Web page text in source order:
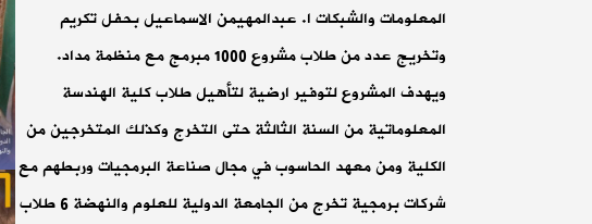
المعلومات والشبكات ا. عبدالمهيمن الاسماعيل بحفل تكريم
وتخريج عدد من طلاب مشروع 1000 مبرمج مع منظمة مداد.
ويهدف المشروع لتوفير ارضية لتأهيل طلاب كلية الهندسة
المعلوماتية من السنة الثالثة حتى التخرج وكذلك المتخرجين من
الكلية ومن معهد الحاسوب في مجال صناعة البرمجيات وربطهم مع
شركات برمجية تخرج من الجامعة الدولية للعلوم والنهضة 6 طلاب